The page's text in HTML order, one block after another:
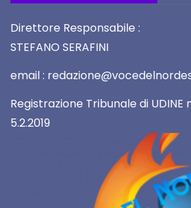
Direttore Responsabile :
STEFANO SERAFINI
email :
Registrazione Tribunale di UDINE
5.2.2019